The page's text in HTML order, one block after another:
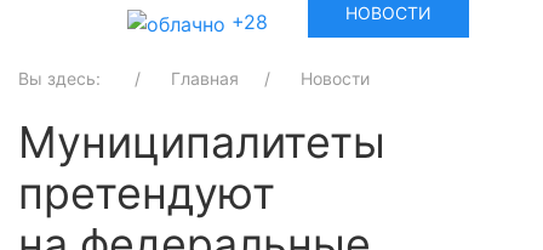
+28 НОВОСТИ
Вы здесь: Главная Новости
Муниципалитеты
претендуют